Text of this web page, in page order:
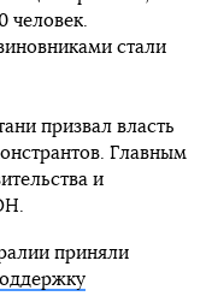
человек.
стали
призвал власть
Главным
и
приняли